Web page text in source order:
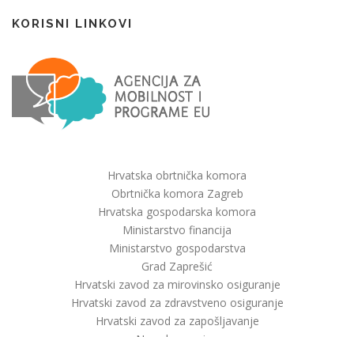
KORISNI LINKOVI
Hrvatska obrtnička komora
Obrtnička komora Zagreb
Hrvatska gospodarska komora
Ministarstvo financija
Ministarstvo gospodarstva
Grad Zaprešić
Hrvatski zavod za mirovinsko osiguranje
Hrvatski zavod za zdravstveno osiguranje
Hrvatski zavod za zapošljavanje